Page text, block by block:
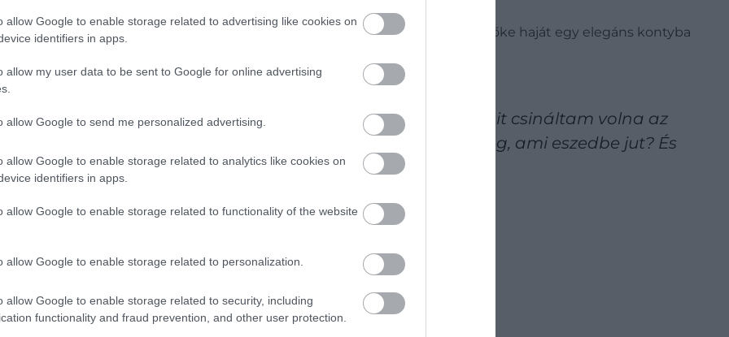
allow Google to enable storage related to advertising like cookies on
identifiers in apps.
allow my user data to be sent to Google for online advertising
allow Google to send me personalized advertising.
allow Google to enable storage related to analytics like cookies on
identifiers in apps.
allow Google to enable storage related to functionality of the website
allow Google to enable storage related to personalization.
allow Google to enable storage related to security, including
functionality and fraud prevention, and other user protection.
a megjelenésének többi részét pedig nem csicsázta: frissen festett szőke haját egy elegáns kontyba
fülbevalót, valamint egy aprócska fehér szőrmebundát viselt.
gála után jutott eszembe. Azt gondoltam, hogy mit csináltam volna az
megjelenés lett volna. Mi a legamerikaibb dolog, ami eszedbe jut? És
három hét alatt tizenhat kilót kellett leadnia.